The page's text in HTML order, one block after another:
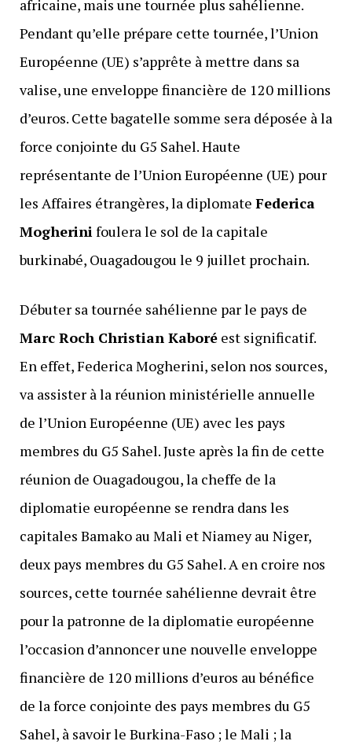
africaine, mais une tournée plus sahélienne.
Pendant qu’elle prépare cette tournée, l’Union
Européenne (UE) s’apprête à mettre dans sa
valise, une enveloppe financière de 120 millions
d’euros. Cette bagatelle somme sera déposée à la
force conjointe du G5 Sahel. Haute
représentante de l’Union Européenne (UE) pour
les Affaires étrangères, la diplomate Federica
Mogherinifoulera le sol de la capitale
burkinabé, Ouagadougou le 9 juillet prochain.
Débuter sa tournée sahélienne par le pays de
Marc Roch Christian Kaboréest significatif.
En effet, Federica Mogherini, selon nos sources,
va assister à la réunion ministérielle annuelle
de l’Union Européenne (UE) avec les pays
membres du G5 Sahel. Juste après la fin de cette
réunion de Ouagadougou, la cheffe de la
diplomatie européenne se rendra dans les
capitales Bamako au Mali et Niamey au Niger,
deux pays membres du G5 Sahel. A en croire nos
sources, cette tournée sahélienne devrait être
pour la patronne de la diplomatie européenne
l’occasion d’annoncer une nouvelle enveloppe
financière de 120 millions d’euros au bénéfice
de la force conjointe des pays membres du G5
Sahel, à savoir le Burkina-Faso ; le Mali ; la